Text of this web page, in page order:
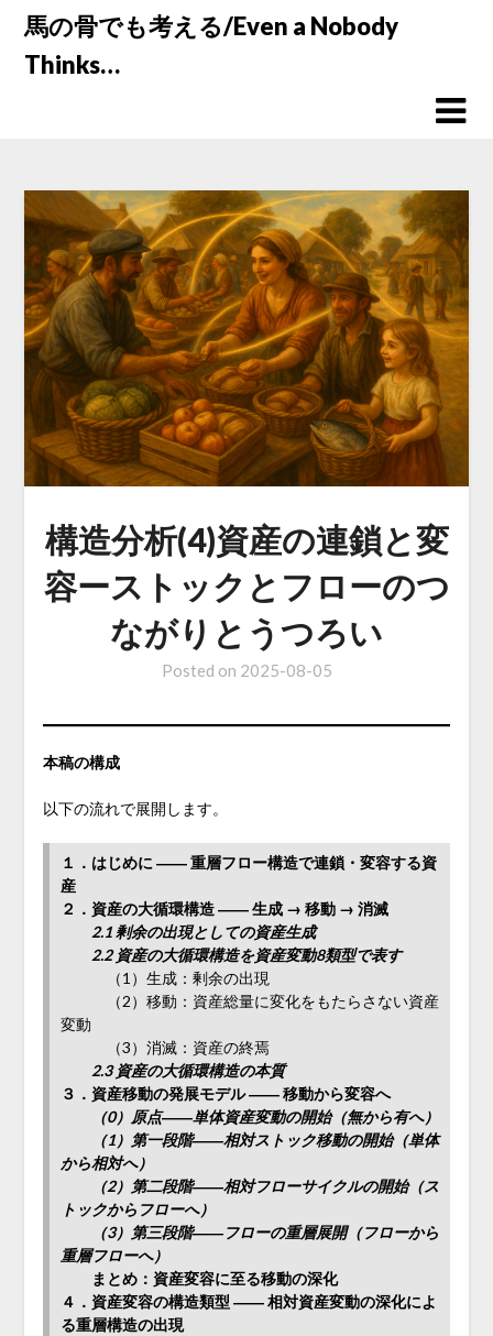
Skip
content
馬の骨でも考える/Even a Nobody
Thinks…
構造分析(4)資産の連鎖と変
容ーストックとフローのつ
ながりとうつろい
Posted on 2025-08-05
本稿の構成
以下の流れで展開します。
１．はじめに ―― 重層フロー構造で連鎖・変容する資
産
２．資産の大循環構造 ―― 生成 → 移動 → 消滅
2.1 剰余の出現としての資産生成
2.2 資産の大循環構造を資産変動8類型で表す
（1）生成：剰余の出現
（2）移動：資産総量に変化をもたらさない資産
変動
（3）消滅：資産の終焉
2.3 資産の大循環構造の本質
３．資産移動の発展モデル ―― 移動から変容へ
（0）原点――単体資産変動の開始（無から有へ）
（1）第一段階――相対ストック移動の開始（単体
から相対へ）
（2）第二段階――相対フローサイクルの開始（ス
トックからフローへ）
（3）第三段階――フローの重層展開（フローから
重層フローへ）
まとめ：資産変容に至る移動の深化
４．資産変容の構造類型 ―― 相対資産変動の深化によ
る重層構造の出現